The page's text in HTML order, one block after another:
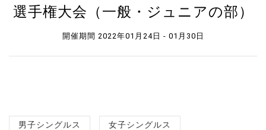
選手権大会（一般・ジュニアの部）
開催期間 2022年01月24日 - 01月30日
男子シングルス 女子シングルス